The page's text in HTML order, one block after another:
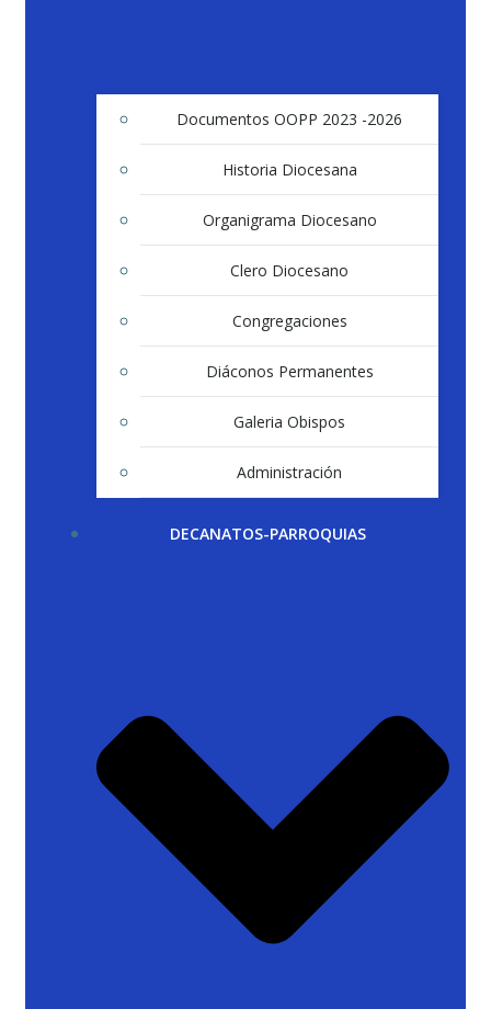
Documentos OOPP 2023 -2026
Historia Diocesana
Organigrama Diocesano
Clero Diocesano
Congregaciones
Diáconos Permanentes
Galeria Obispos
Administración
DECANATOS-PARROQUIAS